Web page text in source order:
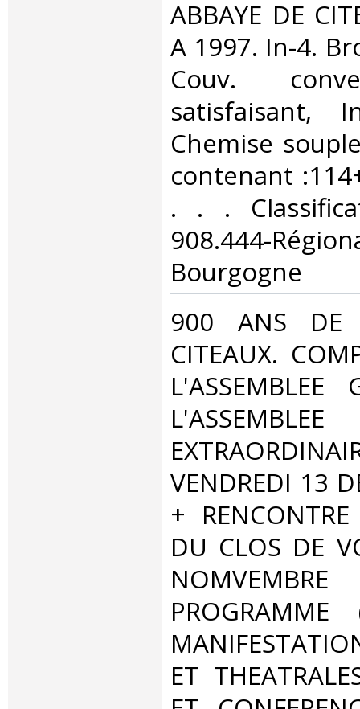
‎ABBAYE DE
A 1997. In-4.
Couv.
satisfaisant,
Chemise
contenant
. . .
908.444-
Bourgogne‎
‎900 ANS DE
CITEAUX.
L'ASSEMBLEE
L'ASSEMBLEE
VENDREDI 13
+
DU CLOS DE
PROGRAMME
ET